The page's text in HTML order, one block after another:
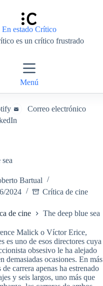
En estado Crítico
es un crítico frustrado
Menú
Correo electrónico
Bartual
2024
Crítica de cine
de cine The deep blue sea
Malick o Víctor Erice,
es uno de esos directores cuya
obsesivo le ha alejado
demasiadas ocasiones. En más
carrera apenas ha estrenado
y seis largos, uno más que